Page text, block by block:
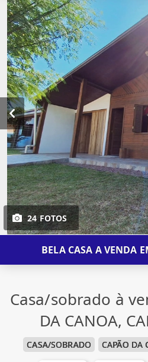
24 FOTOS
BELA CASA A VENDA
Casa/sobrado à
DA CANOA,
CASA/SOBRADO CAPÃO DA